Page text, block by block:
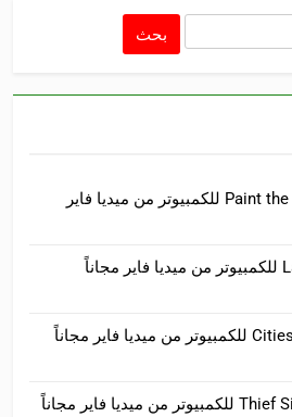
تحميل لعبة Paint the Town Red للكمبيوتر من ميديا فاير
تحميل لعبة Last Epoch للكمبيوتر من ميديا فاير مجاناً
تحميل لعبة Cities: Skylines للكمبيوتر من ميديا فاير مجاناً
تحميل لعبة Thief Simulator 2 للكمبيوتر من ميديا فاير مجاناً